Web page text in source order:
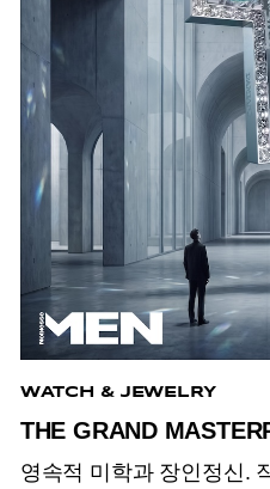
WATCH & JEWELRY
THE GRAND
영속적 미학과 장인정신.